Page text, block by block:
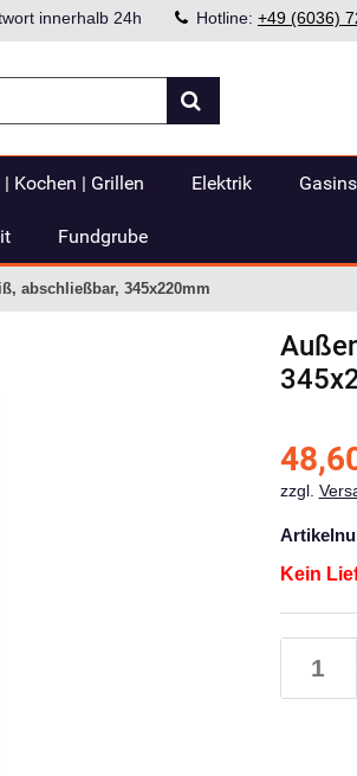
innerhalb 24h Hotline: +49 (6036)
Kochen | Grillen Elektrik
Fundgrube
abschließbar, 345x220mm
zzgl.
Kein